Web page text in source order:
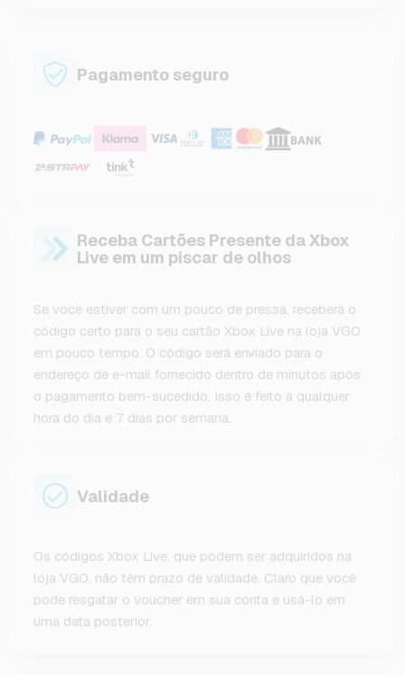
Pagamento seguro
Receba Cartões Presente da Xbox
Live em um piscar de olhos
Se você estiver com um pouco de pressa, receberá o
código certo para o seu cartão Xbox Live na loja VGO
em pouco tempo. O código será enviado para o
endereço de e-mail fornecido dentro de minutos após
o pagamento bem-sucedido. Isso é feito a qualquer
hora do dia e 7 dias por semana.
Validade
Os códigos Xbox Live, que podem ser adquiridos na
loja VGO, não têm prazo de validade. Claro que você
pode resgatar o voucher em sua conta e usá-lo em
uma data posterior.